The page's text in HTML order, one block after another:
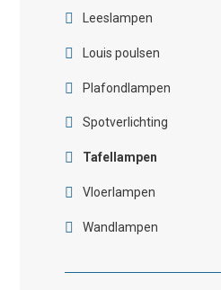
Leeslampen
Louis poulsen
Plafondlampen
Spotverlichting
Tafellampen
Vloerlampen
Wandlampen